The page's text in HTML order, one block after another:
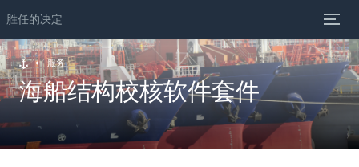
胜任的决定
服务
海船结构校核软件套件